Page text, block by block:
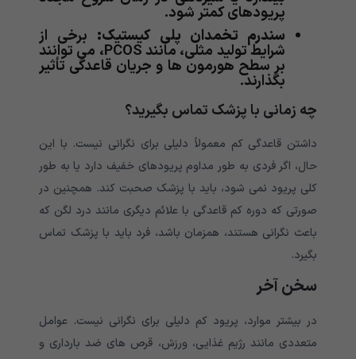
پریودهای کمتر شود.
سندرم تخمدان پلی کیستیک: برخی از
شرایط تولید مثلی، مانند PCOS، می توانند
بر سطح هورمون ها و جریان قاعدگی تأثیر
بگذارند.
چه زمانی با پزشک تماس بگیرید؟
داشتن قاعدگی کم معمولاً دلیلی برای نگرانی نیست. با این
حال، اگر فردی به طور مداوم پریودهای خفیف دارد یا به طور
کلی پریود نمی شود، باید با پزشک صحبت کند. همچنین در
صورتی که دوره کم قاعدگی با علائم دیگری مانند درد لگن که
باعث نگرانی هستند، همزمان باشد، فرد باید با پزشک تماس
بگیرد.
سخن آخر
در بیشتر موارد، پریود کم دلیلی برای نگرانی نیست. عوامل
متعددی مانند رژیم غذایی، ورزش، قرص های ضد بارداری و